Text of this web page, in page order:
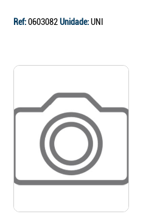
Ref:0603082Unidade:UNI